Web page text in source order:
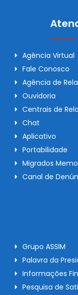
Agência Virtual
Fale Conosco
Agência de
Ouvidoria
Centrais de
Chat
Aplicativo
Portabilidade
Migrados
Canal de
Grupo ASSIM
Palavra da
Informações
Pesquisa de